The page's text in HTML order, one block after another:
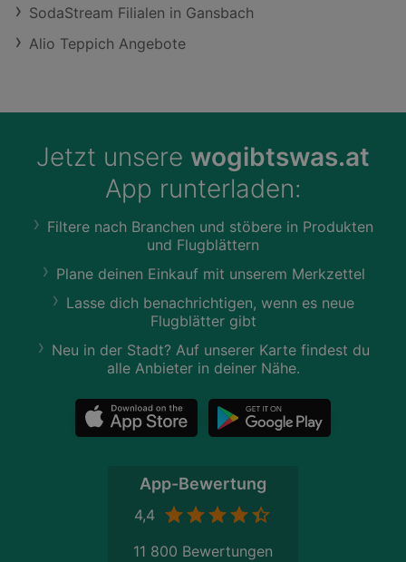
SodaStream Filialen in Gansbach
Alio Teppich Angebote
Jetzt unsere wogibtswas.at
App runterladen:
Filtere nach Branchen und stöbere in Produkten
und Flugblättern
Plane deinen Einkauf mit unserem Merkzettel
Lasse dich benachrichtigen, wenn es neue
Flugblätter gibt
Neu in der Stadt? Auf unserer Karte findest du
alle Anbieter in deiner Nähe.
App-Bewertung
4,4
11 800 Bewertungen